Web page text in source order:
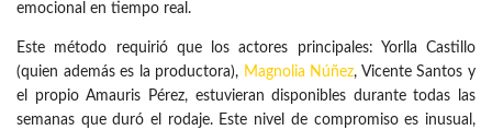
emocional en tiempo real.
Este método requirió que los actores principales: Yorlla Castillo
(quien además es la productora), Magnolia Núñez, Vicente Santos y
el propio Amauris Pérez, estuvieran disponibles durante todas las
semanas que duró el rodaje. Este nivel de compromiso es inusual,